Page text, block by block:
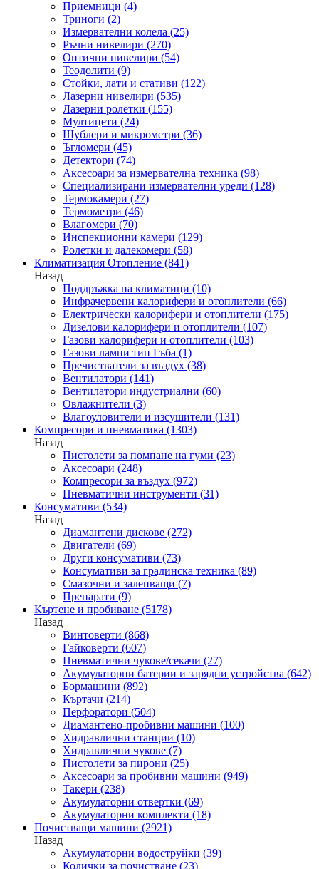
Приемници (4)
Триноги (2)
Измервателни колела (25)
Ръчни нивелири (270)
Оптични нивелири (54)
Теодолити (9)
Стойки, лати и стативи (122)
Лазерни нивелири (535)
Лазерни ролетки (155)
Мултицети (24)
Шублери и микрометри (36)
Ъгломери (45)
Детектори (74)
Аксесоари за измервателна техника (98)
Специализирани измервателни уреди (128)
Термокамери (27)
Термометри (46)
Влагомери (70)
Инспекционни камери (129)
Ролетки и далекомери (58)
Климатизация Отопление (841)
Назад
Поддръжка на климатици (10)
Инфрачервени калорифери и отоплители (66)
Електрически калорифери и отоплители (175)
Дизелови калорифери и отоплители (107)
Газови калорифери и отоплители (103)
Газови лампи тип Гъба (1)
Пречистватели за въздух (38)
Вентилатори (141)
Вентилатори индустриални (60)
Овлажнители (3)
Влагоуловители и изсушители (131)
Компресори и пневматика (1303)
Назад
Пистолети за помпане на гуми (23)
Аксесоари (248)
Компресори за въздух (972)
Пневматични инструменти (31)
Консумативи (534)
Назад
Диамантени дискове (272)
Двигатели (69)
Други консумативи (73)
Консумативи за градинска техника (89)
Смазочни и залепващи (7)
Препарати (9)
Къртене и пробиване (5178)
Назад
Винтоверти (868)
Гайковерти (607)
Пневматични чукове/секачи (27)
Акумулаторни батерии и зарядни устройства (642)
Бормашини (892)
Къртачи (214)
Перфоратори (504)
Диамантено-пробивни машини (100)
Хидравлични станции (10)
Хидравлични чукове (7)
Пистолети за пирони (25)
Аксесоари за пробивни машини (949)
Такери (238)
Акумулаторни отвертки (69)
Акумулаторни комплекти (18)
Почистващи машини (2921)
Назад
Акумулаторни водоструйки (39)
Колички за почистване (23)